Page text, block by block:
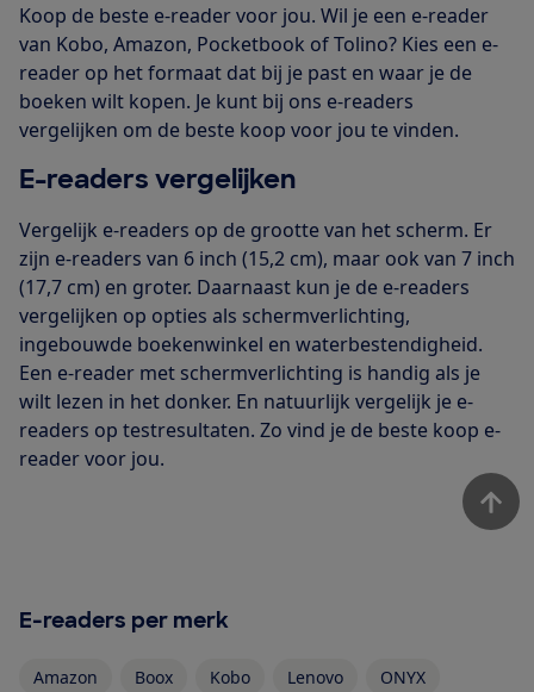
Koop de beste e-reader voor jou. Wil je een e-reader
van Kobo, Amazon, Pocketbook of Tolino? Kies een e-
reader op het formaat dat bij je past en waar je de
boeken wilt kopen. Je kunt bij ons e-readers
vergelijken om de beste koop voor jou te vinden.
E-readers vergelijken
Vergelijk e-readers op de grootte van het scherm. Er
zijn e-readers van 6 inch (15,2 cm), maar ook van 7 inch
(17,7 cm) en groter. Daarnaast kun je de e-readers
vergelijken op opties als schermverlichting,
ingebouwde boekenwinkel en waterbestendigheid.
Een e-reader met schermverlichting is handig als je
wilt lezen in het donker. En natuurlijk vergelijk je e-
readers op testresultaten. Zo vind je de beste koop e-
reader voor jou.
E-readers per merk
Amazon Boox Kobo Lenovo
ONYX